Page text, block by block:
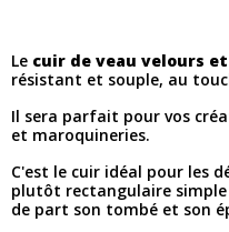
Le cuir de veau velours
résistant et souple, au
Il sera parfait pour vos
et maroquineries.
C'est le cuir idéal pour les
plutôt rectangulaire simple
de part son tombé et son